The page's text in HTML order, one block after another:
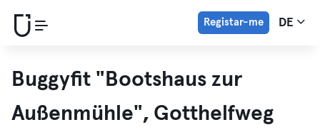
Registar-me DE
Buggyfit "Bootshaus zur
Außenmühle", Gotthelfweg